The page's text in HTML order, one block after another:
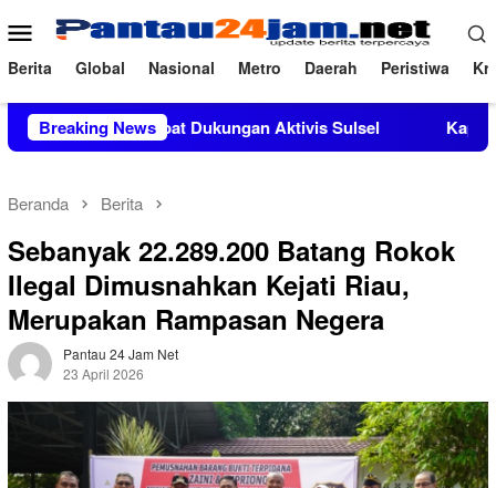
ke
konten
Menu
Mobile
Berita Global Nasional Metro Daerah Peristiwa
Breaking News
Dukungan Aktivis Sulsel Kapolres Polewali
Beranda Berita
Sebanyak 22.289.200 Batang Rokok
Ilegal Dimusnahkan Kejati Riau,
Merupakan Rampasan Negera
Pantau 24 Jam Net
23 April 2026